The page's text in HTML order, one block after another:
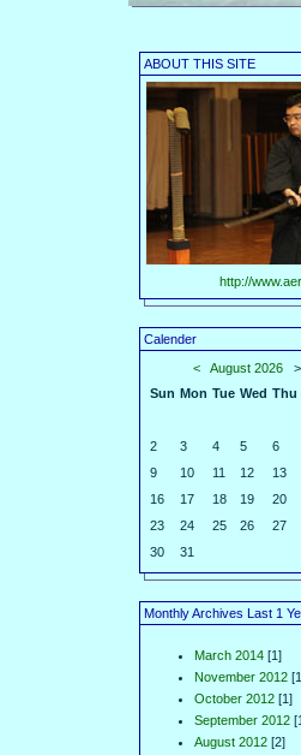
ABOUT THIS SITE
http://
Calender
<
August 2026 >
Sun Mon Tue Wed Thu
2
3 4 5 6
9
10 11 12 13
16
17 18 19 20
23
24 25 26 27
30
31
Monthly Archives Last 1
March 2014 [1]
November 2012
October 2012 [1]
September 2012
August 2012 [2]